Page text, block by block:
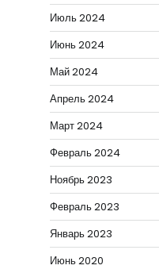
Июль 2024
Июнь 2024
Май 2024
Апрель 2024
Март 2024
Февраль 2024
Ноябрь 2023
Февраль 2023
Январь 2023
Июнь 2020